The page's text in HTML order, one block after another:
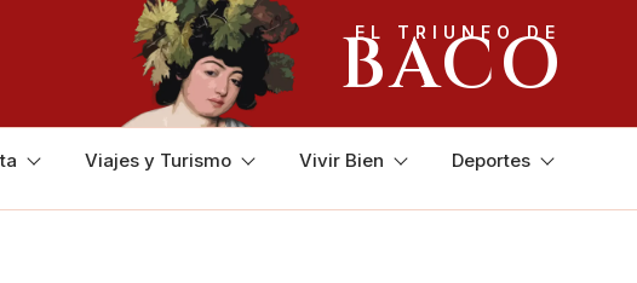
EL TRIUNFO DE
BACO
Viajes y Turismo Vivir Bien Deportes